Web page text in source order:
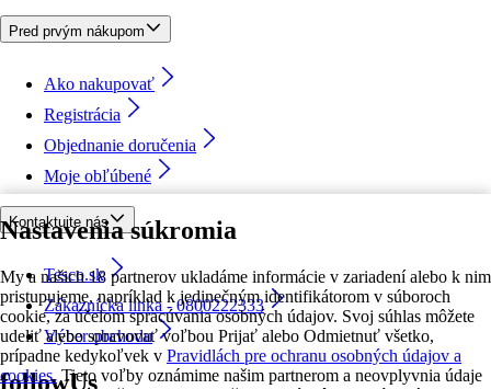
Nastavenia súkromia
My a našich 18 partnerov ukladáme informácie v zariadení alebo k nim
pristupujeme, napríklad k jedinečným identifikátorom v súboroch
cookie, za účelom spracúvania osobných údajov. Svoj súhlas môžete
udeliť alebo spravovať voľbou Prijať alebo Odmietnuť všetko,
prípadne kedykoľvek v Pravidlách pre ochranu osobných údajov a
cookies. Tieto voľby oznámime našim partnerom a neovplyvnia údaje
Pred prvým nákupom
Ako nakupovať
Registrácia
Objednanie doručenia
Moje obľúbené
Kontaktujte nás
Tesco.sk
Zákaznícka linka - 0800222333
Výber obchodu
followUs